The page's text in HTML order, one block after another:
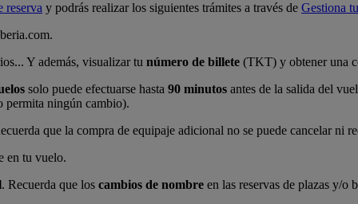
reserva y podrás realizar los siguientes trámites a través de Gestiona
Y además, visualizar tu número de billete (TKT) y obtener una
solo puede efectuarse hasta 90 minutos antes de la salida del
permita ningún cambio).
que la compra de equipaje adicional no se puede cancelar ni
en tu vuelo.
. Recuerda que los cambios de nombre en las reservas de plazas y/o